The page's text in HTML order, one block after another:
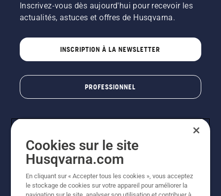
Inscrivez-vous dès aujourd'hui pour recevoir les
actualités, astuces et offres de Husqvarna.
INSCRIPTION À LA NEWSLETTER
PROFESSIONNEL
© Husqvarna AB (publ). Tous droits réservés. Les prix
Cookies sur le site
Husqvarna.com
En cliquant sur « Accepter tous les cookies », vous acceptez
le stockage de cookies sur votre appareil pour améliorer la